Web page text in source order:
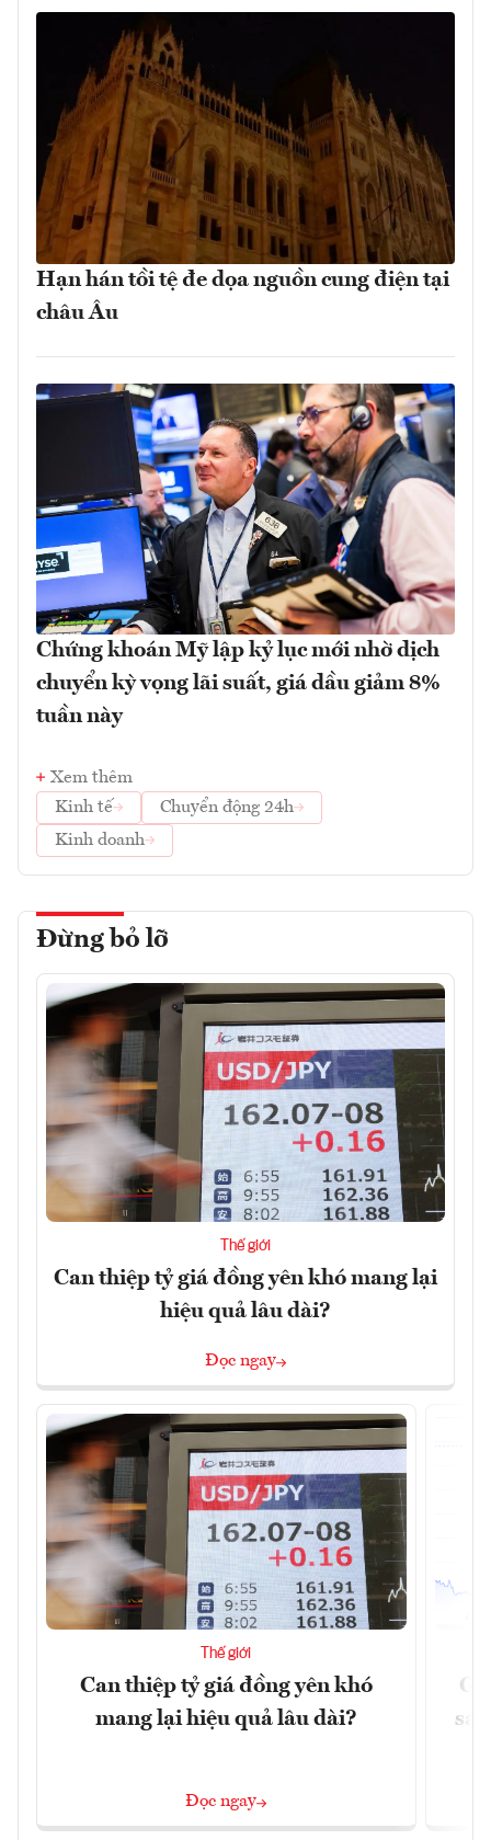
Hạn hán tồi tệ đe dọa nguồn cung điện tại
châu Âu
Chứng khoán Mỹ lập kỷ lục mới nhờ dịch
chuyển kỳ vọng lãi suất, giá dầu giảm 8%
tuần này
Xem thêm
Kinh tế
Chuyển động 24h
Kinh doanh
Đừng bỏ lỡ
Thế giới
Can thiệp tỷ giá đồng yên khó mang lại
hiệu quả lâu dài?
Đọc ngay
Thế giới
Can thiệp tỷ giá đồng yên khó
mang lại hiệu quả lâu dài?
Đọc ngay